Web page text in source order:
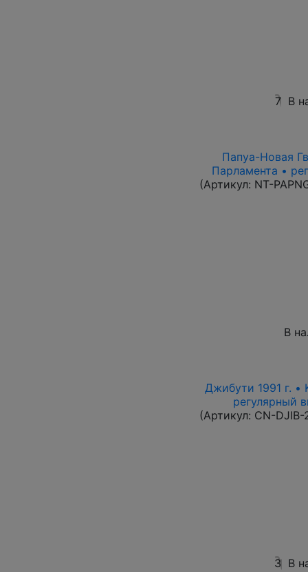
7 В
Папуа-Новая
Парламента •
(Артикул: NT-
В
Джибути 1991 г. •
регулярный
(Артикул: CN-DJIB-
3 В